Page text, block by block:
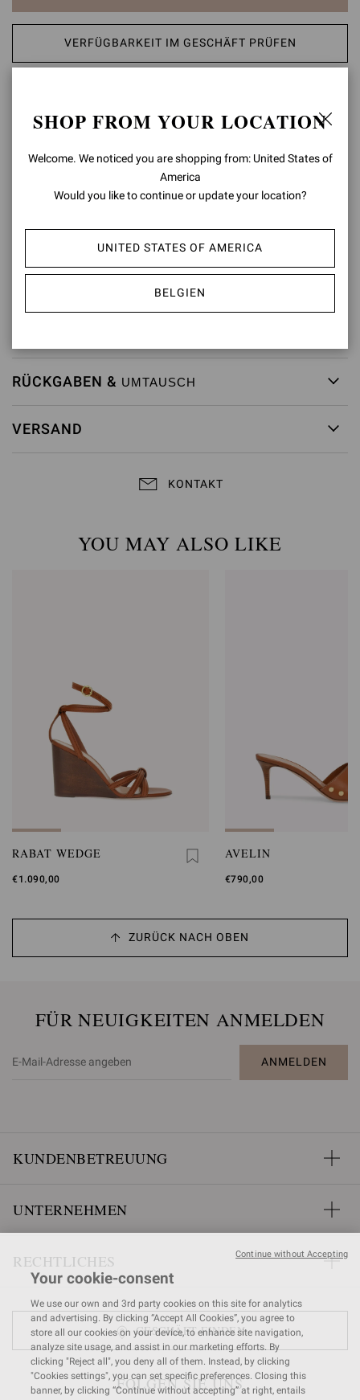
VERFÜGBARKEIT IM GESCHÄFT PRÜFEN
Der Mule Fes mit runder Zehenpartie ist aus Leder gefertigt und mit
einem 7 cm hohen Stilettoabsatz versehen. Das Design ist mit
Absatzhöhe: 70 mm
Modellcode: G10224.70CUO
RÜCKGABEN & UMTAUSCH
VERSAND
KONTAKT
YOU MAY ALSO LIKE
RABAT WEDGE
€1.090,00
AVELIN
€790,00
ZURÜCK NACH OBEN
FÜR NEUIGKEITEN ANMELDEN
ANMELDEN
KUNDENBETREUUNG
UNTERNEHMEN
RECHTLICHES
GESCHÄFT FINDEN
FOLGEN SIE UNS
SHOP FROM YOUR LOCATION
Welcome. We noticed you are shopping from: United States of
America
Would you like to continue or update your location?
UNITED STATES OF AMERICA
BELGIEN
Your cookie-consent
We use our own and 3rd party cookies on this site for analytics
and advertising. By clicking “Accept All Cookies”, you agree to
store all our cookies on your device, to enhance site navigation,
analyze site usage, and assist in our marketing efforts. By
clicking "Reject all", you deny all of them. Instead, by clicking
"Cookies settings", you can set specific preferences. Closing this
banner, by clicking “Continue without accepting” at right, entails
Continue without Accepting